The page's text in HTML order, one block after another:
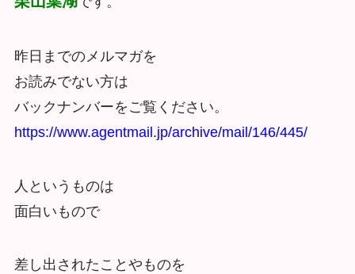
昨日までのメルマガを
お読みでない方は
バックナンバーをご覧ください。
https://www.agentmail.jp/archive/mail/146/445/
人というものは
面白いもので
差し出されたことやものを